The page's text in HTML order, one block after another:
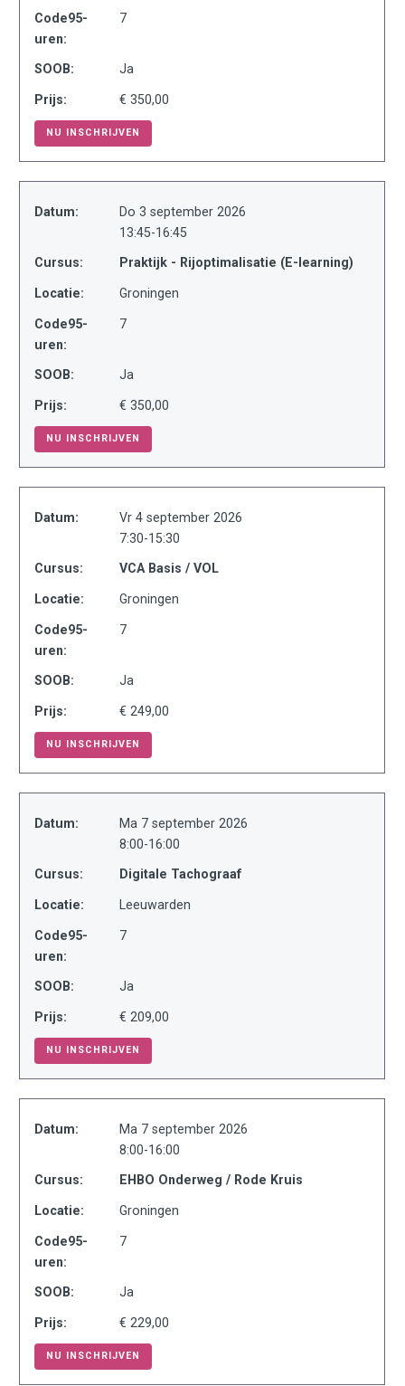
Code95-
uren:
7
SOOB: Ja
Prijs: € 350,00
NU INSCHRIJVEN
Datum:
Do 3 september 2026
13:45-16:45
Cursus: Praktijk - Rijoptimalisatie (E-learning)
Locatie: Groningen
Code95-
uren:
7
SOOB: Ja
Prijs: € 350,00
NU INSCHRIJVEN
Datum:
Vr 4 september 2026
7:30-15:30
Cursus: VCA Basis / VOL
Locatie: Groningen
Code95-
uren:
7
SOOB: Ja
Prijs: € 249,00
NU INSCHRIJVEN
Datum:
Ma 7 september 2026
8:00-16:00
Cursus: Digitale Tachograaf
Locatie: Leeuwarden
Code95-
uren:
7
SOOB: Ja
Prijs: € 209,00
NU INSCHRIJVEN
Datum:
Ma 7 september 2026
8:00-16:00
Cursus: EHBO Onderweg / Rode Kruis
Locatie: Groningen
Code95-
uren:
7
SOOB: Ja
Prijs: € 229,00
NU INSCHRIJVEN